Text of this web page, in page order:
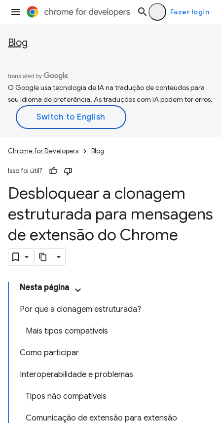
Fazer login
Blog
O Google usa tecnologia de IA na tradução de conteúdos para
seu idioma de preferência. As traduções com IA podem ter erros.
Chrome for Developers Blog
Isso foi útil?
Desbloquear a clonagem
estruturada para mensagens
de extensão do Chrome
Nesta página
Por que a clonagem estruturada?
Mais tipos compatíveis
Como participar
Interoperabilidade e problemas
Tipos não compatíveis
Comunicação de extensão para extensão